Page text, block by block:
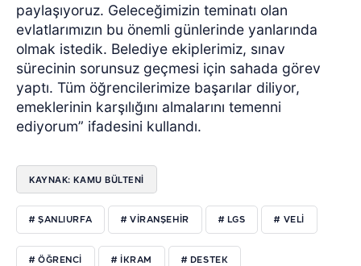
paylaşıyoruz. Geleceğimizin teminatı olan
evlatlarımızın bu önemli günlerinde yanlarında
olmak istedik. Belediye ekiplerimiz, sınav
sürecinin sorunsuz geçmesi için sahada görev
yaptı. Tüm öğrencilerimize başarılar diliyor,
emeklerinin karşılığını almalarını temenni
ediyorum” ifadesini kullandı.
KAYNAK: KAMU BÜLTENİ
# ŞANLIURFA # VİRANŞEHİR # LGS # VELİ
# ÖĞRENCİ # İKRAM # DESTEK